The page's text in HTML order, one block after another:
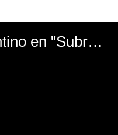
El mal momento de Yanina Gasañol con un hincha argentino en "Subrayado"